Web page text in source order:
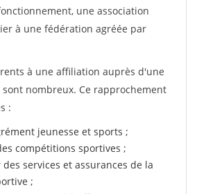
une association
à une fédération agréée par
à une affiliation auprès d'une
nombreux. Ce rapprochement
:
jeunesse et sports ;
compétitions sportives ;
services et assurances de la
;